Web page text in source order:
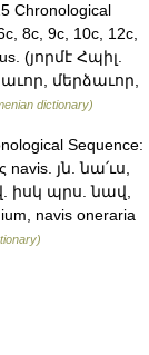
Chronological
8c, 9c, 10c, 12c,
(յորմէ Հպիլ.
մերձաւոր,
dictionary)
Sequence:
navis. յն. նա՛ւս,
իսկ պրս. նավ,
navis oneraria